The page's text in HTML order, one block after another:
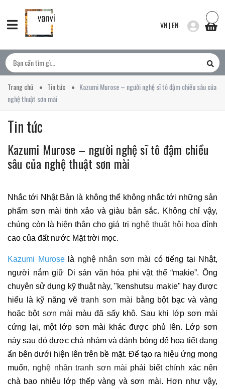
VN|EN
Trang chủ Tin tức
Kazumi Murose – người nghệ sĩ tô đậm chiều sâu của
nghệ thuật sơn mài
Tin tức
Kazumi Murose – người nghệ sĩ tô đậm chiều
sâu của nghệ thuật sơn mài
Nhắc tới Nhật Bản là không thể không nhắc tới những sản
phẩm sơn mài tinh xảo và giàu bản sắc. Không chỉ vậy,
chúng còn là hiện thân cho giá trị nghệ thuật hội họa đỉnh
cao của đất nước Mặt trời mọc.
Kazumi Muroselà nghệ nhân sơn mài có tiếng tại Nhật,
người nắm giữ Di sản văn hóa phi vật thể “makie”. Ông
chuyên sử dụng kỹ thuật này, "kenshutsu makie" hay được
hiểu là kỹ năng vẽ tranh sơn mài bằng bột bạc và vàng
hoặc bột sơn mài màu đã sấy khô. Sau khi lớp sơn mài
cứng lại, một lớp sơn mài khác được phủ lên. Lớp sơn
này sau đó được chà nhám và đánh bóng để họa tiết đang
ẩn bên dưới hiện lên trên bề mặt. Để tạo ra hiệu ứng mong
muốn, nghệ nhân tranh sơn mài phải biết chính xác nên
chà bao nhiêu lớp thếp vàng và sơn mài. Hơn như vậy,